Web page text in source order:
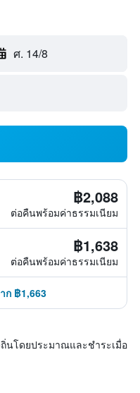
ศ. 14/8
฿2,088
ต่อคืนพร้อมค่าธรรมเนียม
฿1,638
ต่อคืนพร้อมค่าธรรมเนียม
ก ฿1,663
นโดยประมาณและชำระเมื่อ